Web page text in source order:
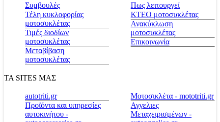
Συμβουλές
Τέλη κυκλοφορίας
μοτοσυκλέτας
Τιμές διοδίων
μοτοσυκλέτας
Μεταβίβαση
μοτοσυκλέτας
Πως λειτουργεί
ΚΤΕΟ μοτοσυκλέτας
Ανακύκλωση
μοτοσυκλέτας
Επικοινωνία
ΤΑ SITES ΜΑΣ
autotriti.gr
Προϊόντα και υπηρεσίες
αυτοκινήτου -
Μοτοσικλέτα - mototriti.gr
Αγγελιες
Μεταχειρισμένων -